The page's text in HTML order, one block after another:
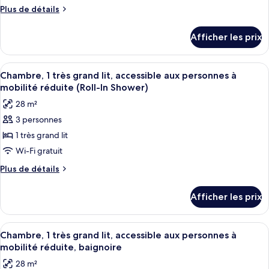
(Roll-
In
de
2
lits
doubles,
accessible
aux
personnes
à
mobilité
réduite,
baignoire
Plus de détails
Plus
Chambre,
lits
doubles,
aux
personnes
mobilité
réduite,
Afficher les prix
Afficher
toutes
les
photos
pour
ce
type
de
1
très
grand
lit,
accessible
Une chambre d’hôtel avec un
4
Chambre, 1 très grand lit, accessible aux personnes à
mobilité réduite (Roll-In Shower)
28 m²
3 personnes
1 très grand lit
Wi-Fi gratuit
Plus de détails
Plus
Chambre,
très
grand
accessible
Afficher les prix
Afficher
toutes
les
Une chambre d’hôtel avec un
4
Chambre, 1 très grand lit, accessible aux personnes à
mobilité réduite, baignoire
28 m²